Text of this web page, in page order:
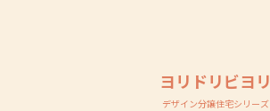
ヨリドリビヨリ
デザイン分譲住宅シリーズ